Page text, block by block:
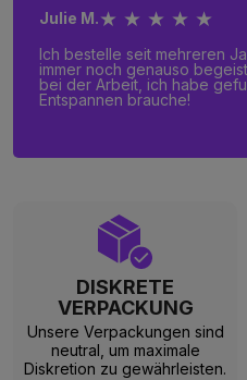
Julie M.★ ★ ★ ★ ★
Ich bestelle seit mehreren
immer noch genauso
bei der Arbeit, ich habe
Entspannen brauche!
DISKRETE
VERPACKUNG
Unsere Verpackungen sind
neutral, um maximale
Diskretion zu gewährleisten.